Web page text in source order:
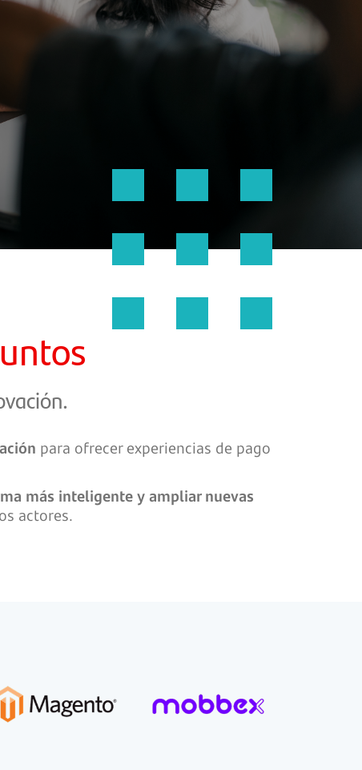
para ofrecer experiencias de pago
más inteligente y ampliar nuevas
actores.